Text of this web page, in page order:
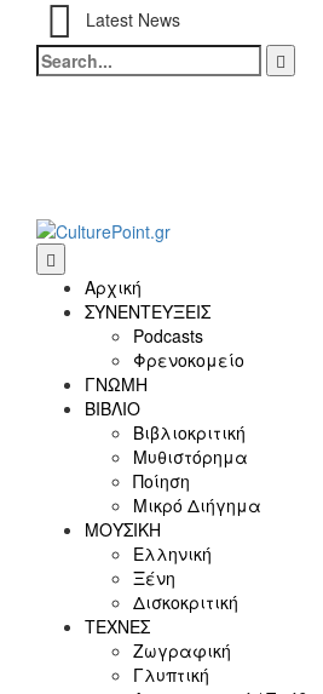
Latest News
Search
for:
Αρχική
ΣΥΝΕΝΤΕΥΞΕΙΣ
Podcasts
Φρενοκομείο
ΓΝΩΜΗ
ΒΙΒΛΙΟ
Βιβλιοκριτική
Μυθιστόρημα
Ποίηση
Μικρό Διήγημα
ΜΟΥΣΙΚΗ
Ελληνική
Ξένη
Δισκοκριτική
ΤΕΧΝΕΣ
Ζωγραφική
Γλυπτική